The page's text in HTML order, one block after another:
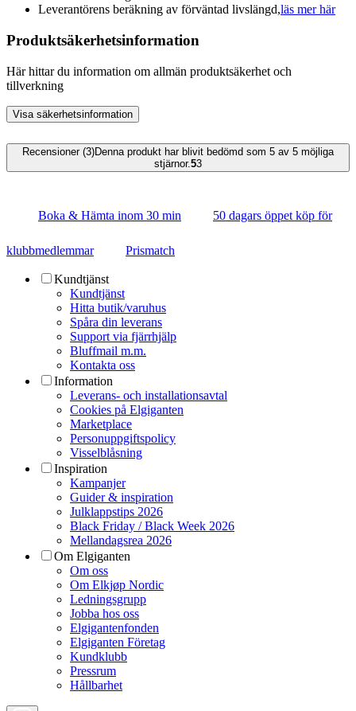
Leverantörens beräkning av förväntad livslängd,läs mer här
Produktsäkerhetsinformation
Här hittar du information om allmän produktsäkerhet och
tillverkning
Visa säkerhetsinformation
Recensioner (3)Denna produkt har blivit bedömd som 5 av 5 möjliga
stjärnor.53
Boka & Hämta inom 30 min 50 dagars öppet köp för
klubbmedlemmar Prismatch
Kundtjänst
Kundtjänst
Hitta butik/varuhus
Spåra din leverans
Support via fjärrhjälp
Bluffmail m.m.
Kontakta oss
Information
Leverans- och installationsavtal
Cookies på Elgiganten
Marketplace
Personuppgiftspolicy
Visselblåsning
Inspiration
Kampanjer
Guider & inspiration
Julklappstips 2026
Black Friday / Black Week 2026
Mellandagsrea 2026
Om Elgiganten
Om oss
Om Elkjøp Nordic
Ledningsgrupp
Jobba hos oss
Elgigantenfonden
Elgiganten Företag
Kundklubb
Pressrum
Hållbarhet